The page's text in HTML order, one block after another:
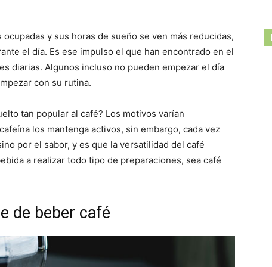
y sus horas de sueño se ven más reducidas,
el día. Es ese impulso el que han encontrado en el
diarias. Algunos incluso no pueden empezar el día
con su rutina.
tan popular al café? Los motivos varían
los mantenga activos, sin embargo, cada vez
por el sabor, y es que la versatilidad del café
a realizar todo tipo de preparaciones, sea café
de beber café